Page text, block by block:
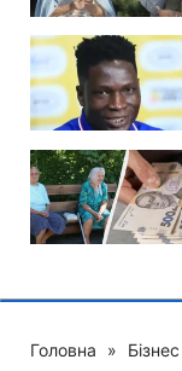
Головна » Бізнес